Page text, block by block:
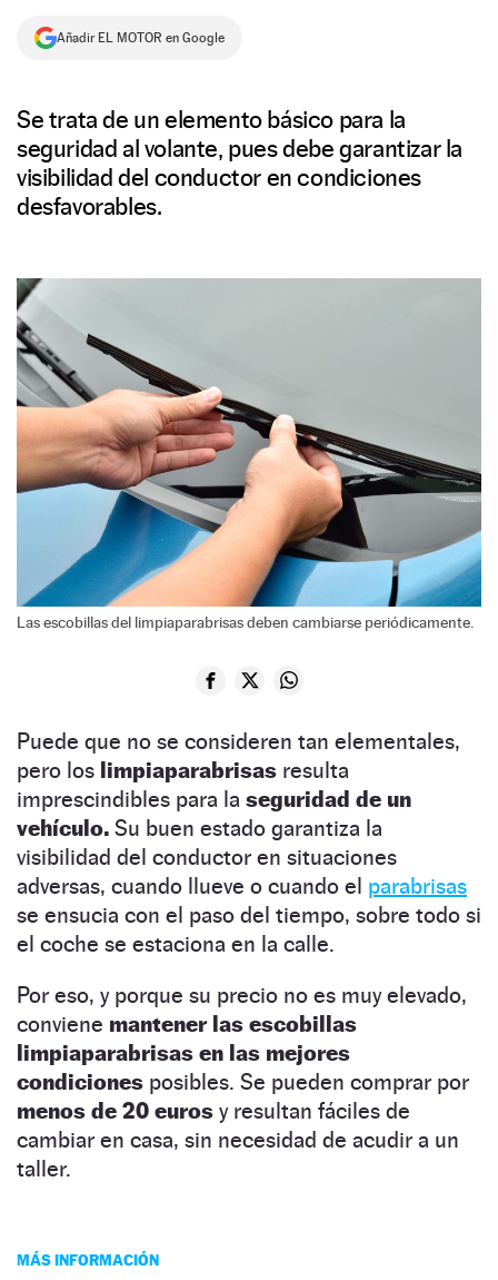
NEWSLETTER
Añadir EL MOTOR en Google
Se trata de un elemento básico para la
seguridad al volante, pues debe garantizar la
visibilidad del conductor en condiciones
desfavorables.
Las escobillas del limpiaparabrisas deben cambiarse periódicamente.
Puede que no se consideren tan elementales,
pero los limpiaparabrisas resulta
imprescindibles para la seguridad de un
vehículo. Su buen estado garantiza la
visibilidad del conductor en situaciones
adversas, cuando llueve o cuando el parabrisas
se ensucia con el paso del tiempo, sobre todo si
el coche se estaciona en la calle.
Por eso, y porque su precio no es muy elevado,
conviene mantener las escobillas
limpiaparabrisas en las mejores
condiciones posibles. Se pueden comprar por
menos de 20 euros y resultan fáciles de
cambiar en casa, sin necesidad de acudir a un
taller.
MÁS INFORMACIÓN